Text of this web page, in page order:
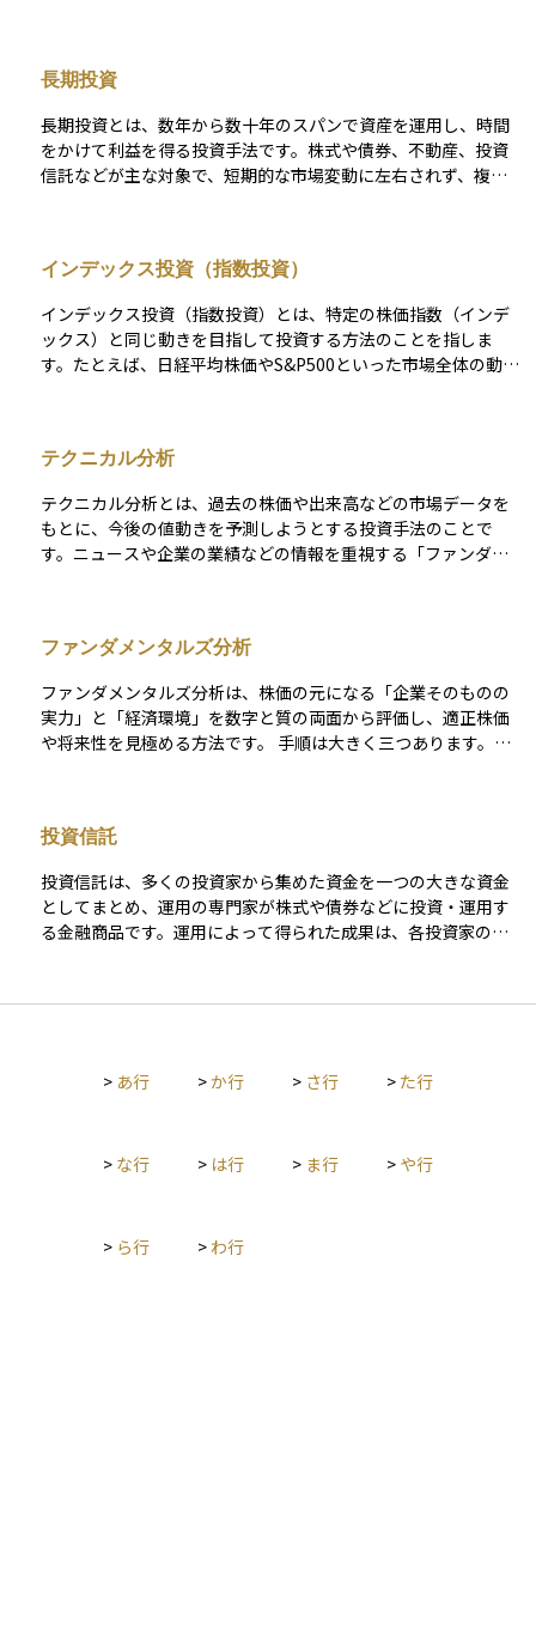
長期投資
長期投資とは、数年から数十年のスパンで資産を運用し、時間
をかけて利益を得る投資手法です。株式や債券、不動産、投資
信託などが主な対象で、短期的な市場変動に左右されず、複利
インデックス投資（指数投資）
インデックス投資（指数投資）とは、特定の株価指数（インデ
ックス）と同じ動きを目指して投資する方法のことを指しま
す。たとえば、日経平均株価やS&P500といった市場全体の動き
ため、リスクが抑えられやすく、長期的な資産形成に向いてい
るとされています。運用コストも比較的低く、初心者にも始め
やすいのが特徴です。近年では、ETFやインデックスファンド
を通じて指数投資を行う投資家が増えており、資産運用の基本
的な選択肢の一つとなっています。
テクニカル分析
テクニカル分析とは、過去の株価や出来高などの市場データを
もとに、今後の値動きを予測しようとする投資手法のことで
す。ニュースや企業の業績などの情報を重視する「ファンダメ
ル分析は、短期的な売買やタイミング投資に強みがあり、特に
デイトレードやスイングトレードを行う投資家に重宝されてい
ます。ただし、未来の値動きを確実に当てられるわけではない
ため、リスク管理や他の情報との併用が重要です。資産運用を
始めるうえで、チャートを読む力は判断材料のひとつとして有
ファンダメンタルズ分析
ファンダメンタルズ分析は、株価の元になる「企業そのものの
実力」と「経済環境」を数字と質の両面から評価し、適正株価
や将来性を見極める方法です。 手順は大きく三つあります。第
長率、営業利益率、自己資本比率、EPS、フリーキャッシュフ
ロー（FCF）などの実績データを、割安度の目安としてはPER
やPBR、収益効率を測るROEを使います。 定性面ではビジネス
モデル、シェア、経営陣の実行力、ESG姿勢など数字に表れに
くい要素をチェックします。同業他社と比べて指標が優れてい
算更新やニュースで仮説を検証し続けることが欠かせません。
短期的な売買ポイントはチャートや出来高で補い、ファンダメ
投資信託
投資信託は、多くの投資家から集めた資金を一つの大きな資金
としてまとめ、運用の専門家が株式や債券などに投資・運用す
る金融商品です。運用によって得られた成果は、各投資家の投
にあります。ただし、運用管理に必要な信託報酬や購入時手数
がその方針に基づいて投資先を選定し、資金を運用していきま
> あ行 >か行 > さ行 > た行
> な行 > は行 > ま行 > や行
> ら行 > わ行